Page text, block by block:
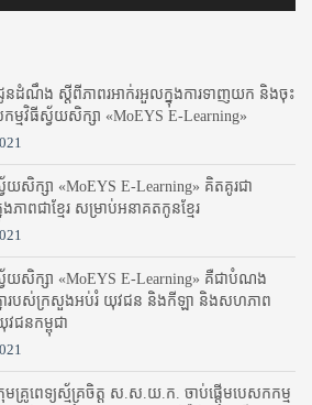
នដំណឹង ស្តី​ពីភាព​រអាក់រអួល​ក្នុងការ​ទាញ​យក និង​ចុះ​
ម្មវិធី​ស្វ័យសិក្សា «MoEYS E-Learning»
វ័យសិក្សា «MoEYS E-Learning» គិតគូរជា
ងភាពជាខ្មែរ សម្រាប់អនាគតកូនខ្មែរ
វ័យសិក្សា «MoEYS E-Learning» គឺជាបំណង
មគ្នារបស់ក្រសួងអប់រំ​ យុវជន និងកីឡា និងសហភាព
ជនកម្ពុជា
ក្រុមគ្រូពេទ្យស្ម័គ្រចិត្ត ស.ស.យ.ក. ចាប់ផ្តើមបេសកកម្ម